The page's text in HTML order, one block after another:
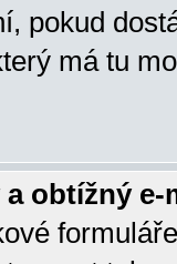
pokud
má tu
obtížný